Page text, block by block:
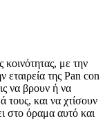
με την
της Pan con
να βρουν ή να
και να χτίσουν
στο όραμα αυτό και